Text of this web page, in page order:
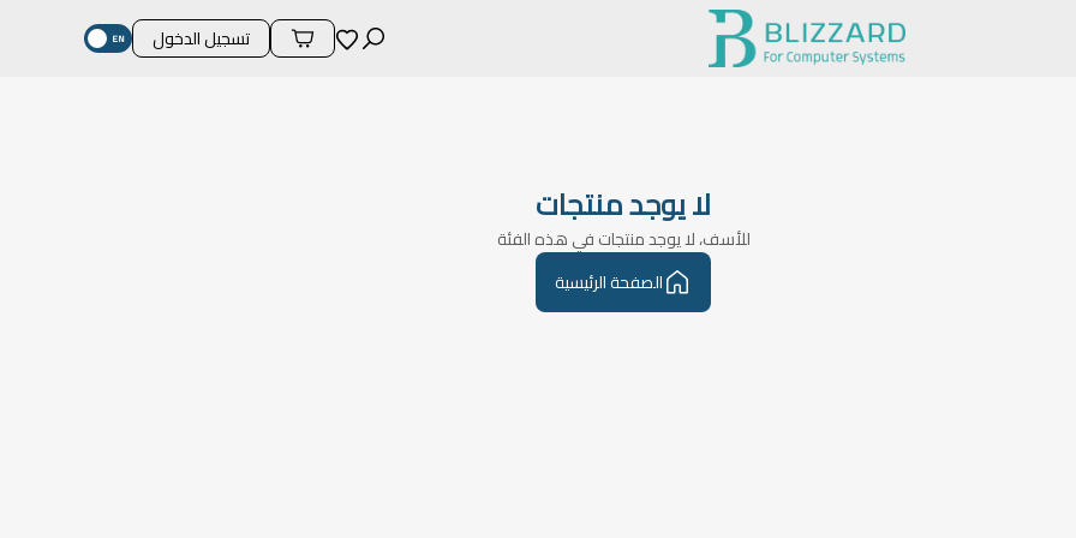
المفضلة
محتويات السلةتسجيل الدخول
لا يوجد منتجات
للأسف، لا يوجد منتجات في هذه الفئة
الصفحة الرئيسية